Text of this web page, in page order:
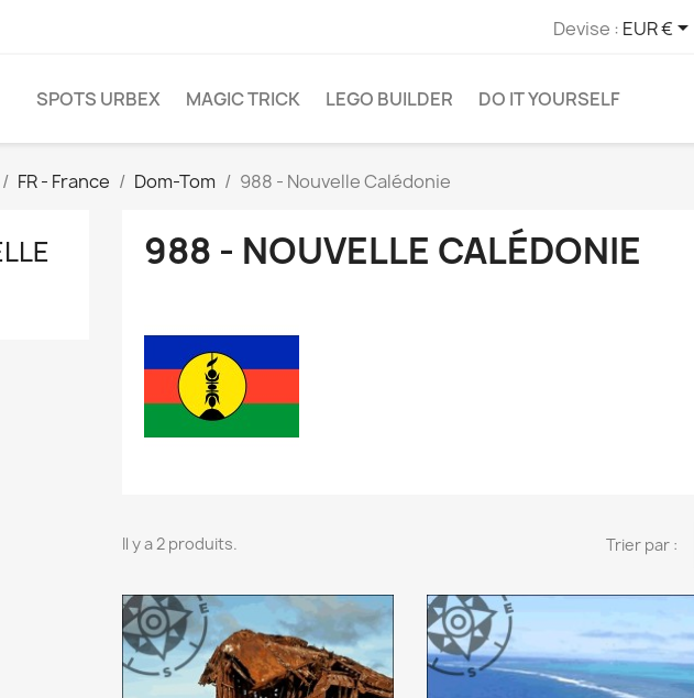
Devise : EUR €
SPOTS URBEX MAGIC TRICK LEGO BUILDER DO IT YOURSELF
FR - France Dom-Tom 988 - Nouvelle Calédonie
988 - NOUVELLE CALÉDONIE
Il y a 2 produits. Trier par :